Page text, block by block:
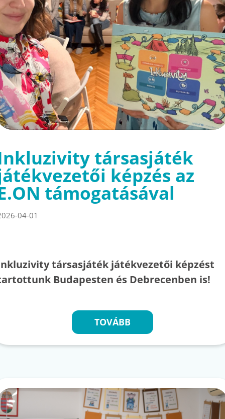
társasjáték
képzés az
támogatásával
04-01
társasjáték játékvezetői képzést
Budapesten és Debrecenben is!
TOVÁBB